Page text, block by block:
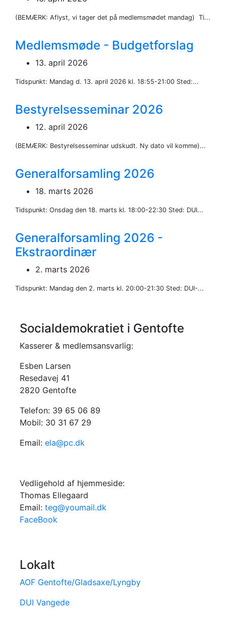
(BEMÆRK: Aflyst, vi tager det på medlemsmødet mandag) Ti...
Medlemsmøde - Budgetforslag
13. april 2026
Tidspunkt: Mandag d. 13. april 2026 kl. 18:55-21:00 Sted:...
Bestyrelsesseminar 2026
12. april 2026
(BEMÆRK: Bestyrelsesseminar udskudt. Ny dato vil komme)...
Generalforsamling 2026
18. marts 2026
Tidspunkt: Onsdag den 18. marts kl. 18:00-22:30 Sted: DUI...
Generalforsamling 2026 -
Ekstraordinær
2. marts 2026
Tidspunkt: Mandag den 2. marts kl. 20:00-21:30 Sted: DUI-...
Socialdemokratiet i Gentofte
Kasserer & medlemsansvarlig:
Esben Larsen
Resedavej 41
2820 Gentofte
Telefon: 39 65 06 89
Mobil: 30 31 67 29
Email: ela@pc.dk
Vedligehold af hjemmeside:
Thomas Ellegaard
Email: teg@youmail.dk
FaceBook
Lokalt
AOF Gentofte/Gladsaxe/Lyngby
DUI Vangede